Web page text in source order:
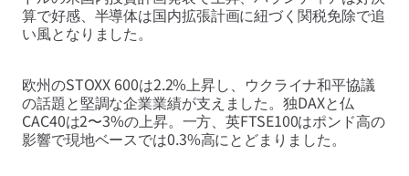
算で好感、半導体は国内拡張計画に紐づく関税免除で追
い風となりました。
欧州のSTOXX 600は2.2%上昇し、ウクライナ和平協議
の話題と堅調な企業業績が支えました。独DAXと仏
CAC40は2〜3%の上昇。一方、英FTSE100はポンド高の
影響で現地ベースでは0.3%高にとどまりました。